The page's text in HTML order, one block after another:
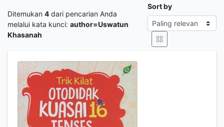
Ditemukan 4 dari pencarian Anda
melalui kata kunci: author=Uswatun
Khasanah
Sort by